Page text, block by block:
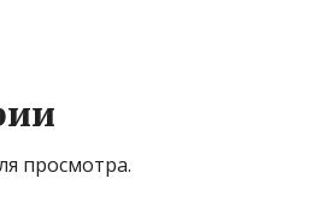
просмотра.